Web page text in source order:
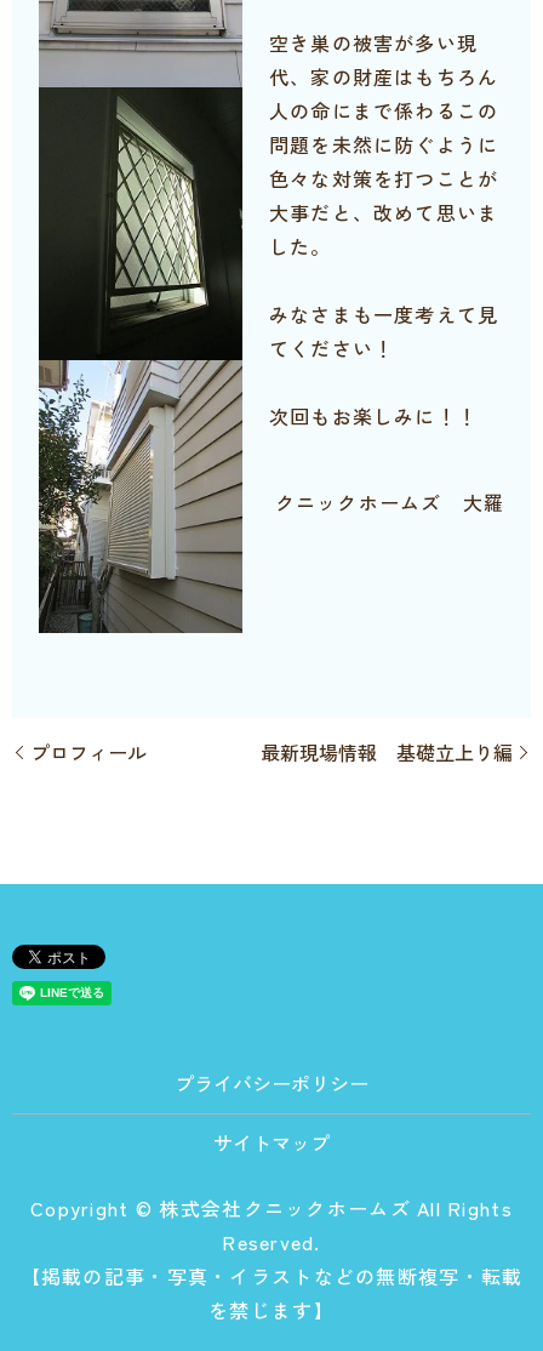
空き巣の被害が多い現
代、家の財産はもちろん
人の命にまで係わるこの
問題を未然に防ぐように
色々な対策を打つことが
大事だと、改めて思いま
した。
みなさまも一度考えて見
てください！
次回もお楽しみに！！
クニックホームズ 大羅
プロフィール 最新現場情報 基礎立上り編
プライバシーポリシー
サイトマップ
Copyright © 株式会社クニックホームズ All Rights
Reserved.
【掲載の記事・写真・イラストなどの無断複写・転載
を禁じます】